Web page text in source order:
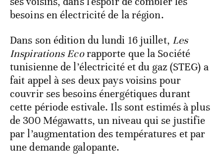
besoins en électricité de la région.
Dans son édition du lundi 16 juillet, Les
Inspirations Ecorapporte que la Société
tunisienne de l’électricité et du gaz (STEG) a
fait appel à ses deux pays voisins pour
couvrir ses besoins énergétiques durant
cette période estivale. Ils sont estimés à plus
de 300 Mégawatts, un niveau qui se justifie
par l’augmentation des températures et par
une demande galopante.